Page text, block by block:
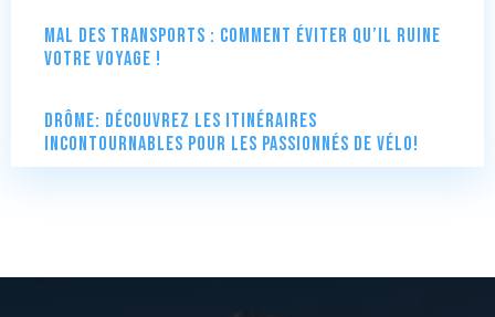
Mal des transports : comment éviter qu’il ruine
votre voyage !
Drôme: Découvrez les itinéraires
incontournables pour les passionnés de vélo!